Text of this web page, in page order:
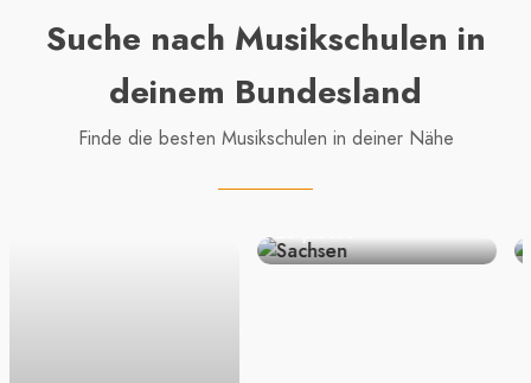
Suche nach Musikschulen in
deinem Bundesland
Finde die besten Musikschulen in deiner Nähe